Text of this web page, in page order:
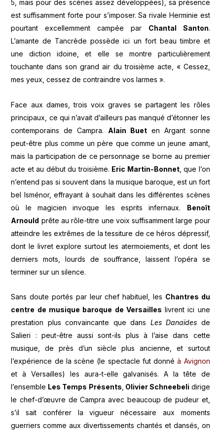
5, mais pour des scènes assez développées), sa présence
est suffisamment forte pour s’imposer. Sa rivale Herminie est
pourtant excellemment campée par Chantal Santon.
L’amante de Tancrède possède ici un fort beau timbre et
une diction idoine, et elle se montre particulièrement
touchante dans son grand air du troisième acte, « Cessez,
mes yeux, cessez de contraindre vos larmes ».
Face aux dames, trois voix graves se partagent les rôles
principaux, ce qui n’avait d’ailleurs pas manqué d’étonner les
contemporains de Campra. Alain Bueten Argant sonne
peut-être plus comme un père que comme un jeune amant,
mais la participation de ce personnage se borne au premier
acte et au début du troisième. Eric Martin-Bonnet, que l’on
n’entend pas si souvent dans la musique baroque, est un fort
bel Isménor, effrayant à souhait dans les différentes scènes
où le magicien invoque les esprits infernaux. Benoît
Arnould prête au rôle-titre une voix suffisamment large pour
atteindre les extrêmes de la tessiture de ce héros dépressif,
dont le livret explore surtout les atermoiements, et dont les
derniers mots, lourds de souffrance, laissent l’opéra se
terminer sur un silence.
Sans doute portés par leur chef habituel, les Chantres du
centre de musique baroque de Versailles livrent ici une
prestation plus convaincante que dans Les Danaïdes de
Salieri : peut-être aussi sont-ils plus à l’aise dans cette
musique, de près d’un siècle plus ancienne, et surtout
l’expérience de la scène (le spectacle fut donnéà Avignon
et à Versailles) les aura-t-elle galvanisés. A la tête de
l’ensemble Les Temps Présents, Olivier Schneebeli dirige
le chef-d’œuvre de Campra avec beaucoup de pudeur et,
s’il sait conférer la vigueur nécessaire aux moments
guerriers comme aux divertissements chantés et dansés, on